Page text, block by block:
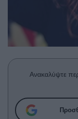
Woman Power
Parenting
Working Girl
Πρόσωπα
Celebrities
Συνεντεύξεις
Ανακαλύψτε